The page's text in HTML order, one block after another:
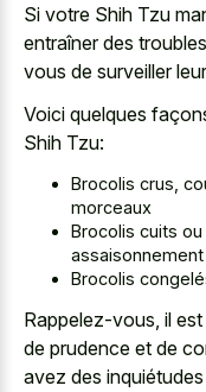
Si votre Shih Tzu
entraîner des
vous de surveiller
Voici quelques
Shih Tzu:
Brocolis crus,
morceaux
Brocolis cuits
assaisonnement
Brocolis
Rappelez-vous, il
de prudence et de
avez des